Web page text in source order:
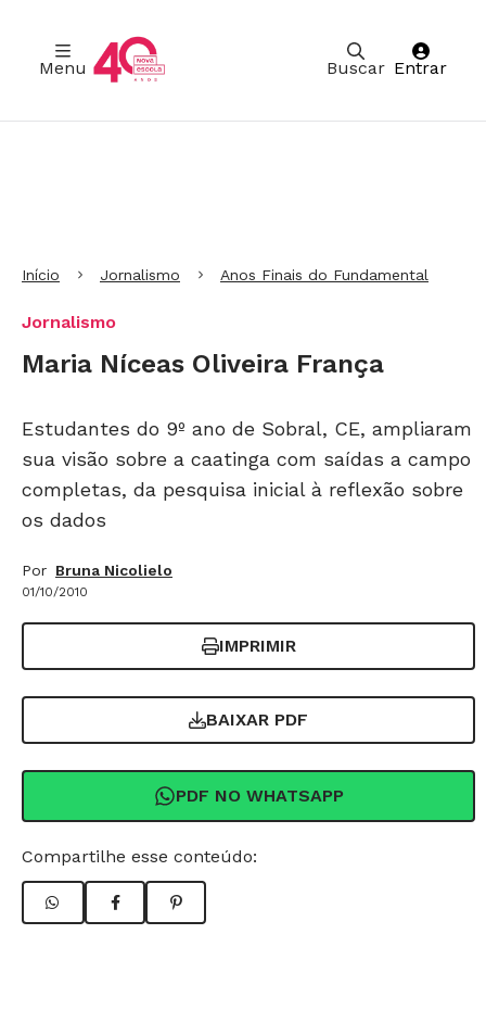
Buscar
Menu Entrar
Início Jornalismo Anos Finais do Fundamental
Jornalismo
Maria Níceas Oliveira França
Estudantes do 9º ano de Sobral, CE, ampliaram
sua visão sobre a caatinga com saídas a campo
completas, da pesquisa inicial à reflexão sobre
os dados
Por Bruna Nicolielo
01/10/2010
IMPRIMIR
BAIXAR PDF
PDF NO WHATSAPP
Compartilhe esse conteúdo: